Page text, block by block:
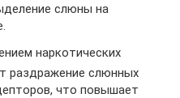
слюны на
наркотических
раздражение слюнных
что повышает